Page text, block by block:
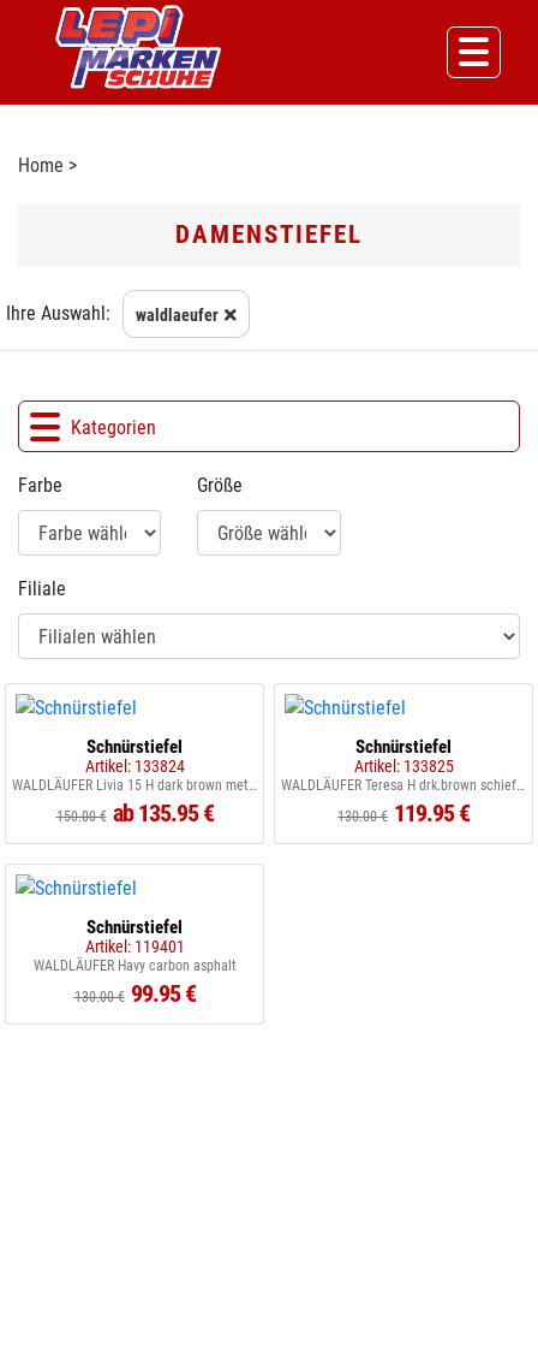
Home >
DAMENSTIEFEL
Ihre Auswahl: waldlaeufer
Kategorien
Farbe Größe
Filiale
Schnürstiefel
Artikel: 133824
WALDLÄUFER Livia 15 H dark brown metallic
150.00 € ab 135.95 €
Schnürstiefel
Artikel: 133825
WALDLÄUFER Teresa H drk.brown schiefer
130.00 € 119.95 €
Schnürstiefel
Artikel: 119401
WALDLÄUFER Havy carbon asphalt
130.00 € 99.95 €